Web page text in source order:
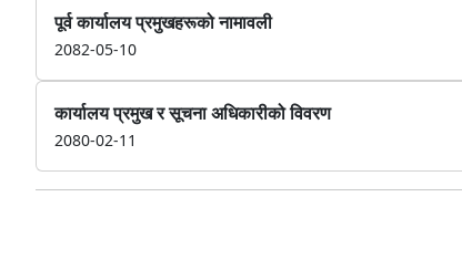
पूर्व कार्यालय प्रमुखहरूको नामावली
2082-05-10
कार्यालय प्रमुख र सूचना अधिकारीको विवरण
2080-02-11